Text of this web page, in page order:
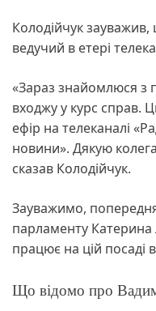
Колодійчук
ведучий в етері
«Зараз знайомлюся з
входжу у курс справ.
ефір на телеканалі
новини». Дякую
сказав Колодійчук.
Зауважимо,
парламенту
працює на цій посаді
Що відомо про